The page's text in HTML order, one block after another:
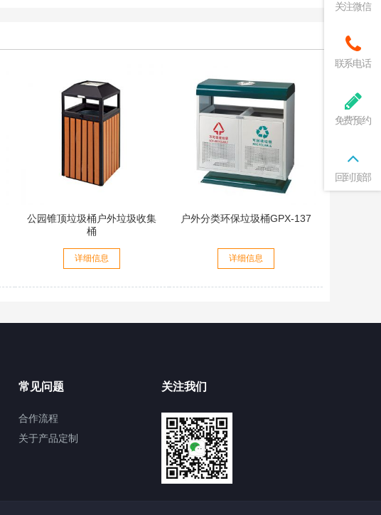
公园锥顶垃圾桶户外垃圾收集
桶
详细信息
户外分类环保垃圾桶GPX-137
详细信息
常见问题
合作流程
关于产品定制
关注我们
关注微信
联系电话
免费预约
回到顶部